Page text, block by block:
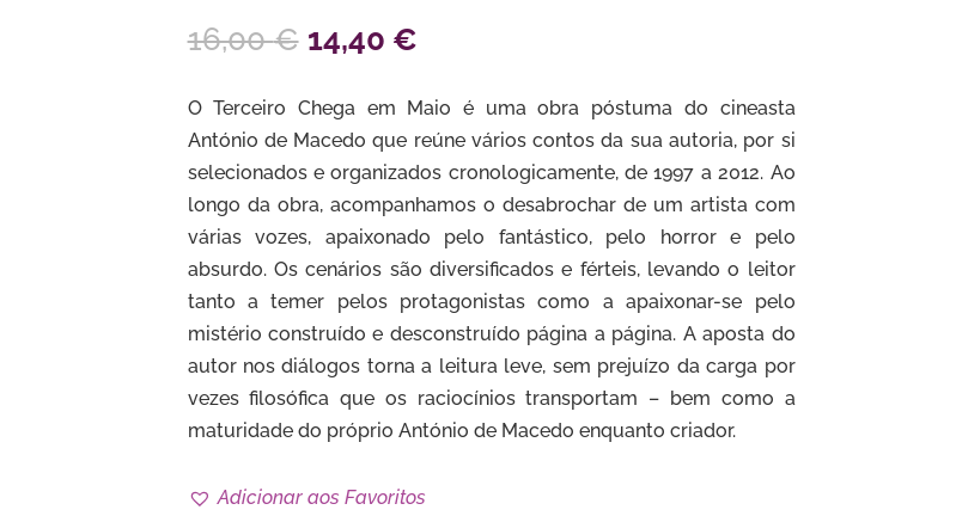
16,00€ O
original
era:
16,00 €.
14,40 €O
atual
é:
14,40 €.
O Terceiro Chega em Maio é uma obra póstuma do cineasta
António de Macedo que reúne vários contos da sua autoria, por si
selecionados e organizados cronologicamente, de 1997 a 2012. Ao
longo da obra, acompanhamos o desabrochar de um artista com
várias vozes, apaixonado pelo fantástico, pelo horror e pelo
absurdo. Os cenários são diversificados e férteis, levando o leitor
tanto a temer pelos protagonistas como a apaixonar-se pelo
mistério construído e desconstruído página a página. A aposta do
autor nos diálogos torna a leitura leve, sem prejuízo da carga por
vezes filosófica que os raciocínios transportam – bem como a
maturidade do próprio António de Macedo enquanto criador.
Adicionar aos Favoritos